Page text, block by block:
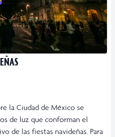
la Ciudad de México se
de luz que conforman el
de las fiestas navideñas. Para